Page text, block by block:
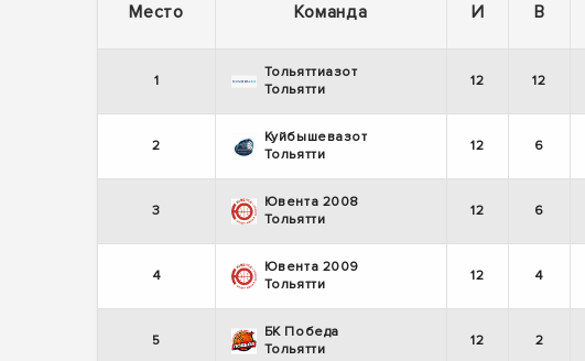
Место Команда И В
1
Тольяттиазот
Тольятти
12 12
2
Куйбышевазот
Тольятти
12 6
3
Ювента 2008
Тольятти
12 6
4
Ювента 2009
Тольятти
12 4
5
БК Победа
Тольятти
12 2